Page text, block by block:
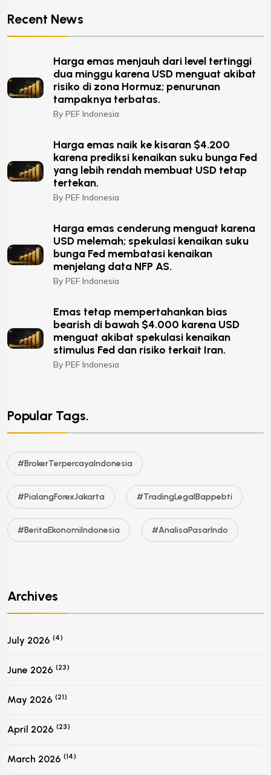
Recent News
Harga emas menjauh dari level tertinggi
dua minggu karena USD menguat akibat
risiko di zona Hormuz; penurunan
tampaknya terbatas.
By PEF Indonesia
Harga emas naik ke kisaran $4.200
karena prediksi kenaikan suku bunga Fed
yang lebih rendah membuat USD tetap
tertekan.
By PEF Indonesia
Harga emas cenderung menguat karena
USD melemah; spekulasi kenaikan suku
bunga Fed membatasi kenaikan
menjelang data NFP AS.
By PEF Indonesia
Emas tetap mempertahankan bias
bearish di bawah $4.000 karena USD
menguat akibat spekulasi kenaikan
stimulus Fed dan risiko terkait Iran.
By PEF Indonesia
Popular Tags.
#BrokerTerpercayaIndonesia
#PialangForexJakarta #TradingLegalBappebti
#BeritaEkonomiIndonesia #AnalisaPasarIndo
Archives
July 2026 (4)
June 2026 (23)
May 2026 (21)
April 2026 (23)
March 2026 (14)